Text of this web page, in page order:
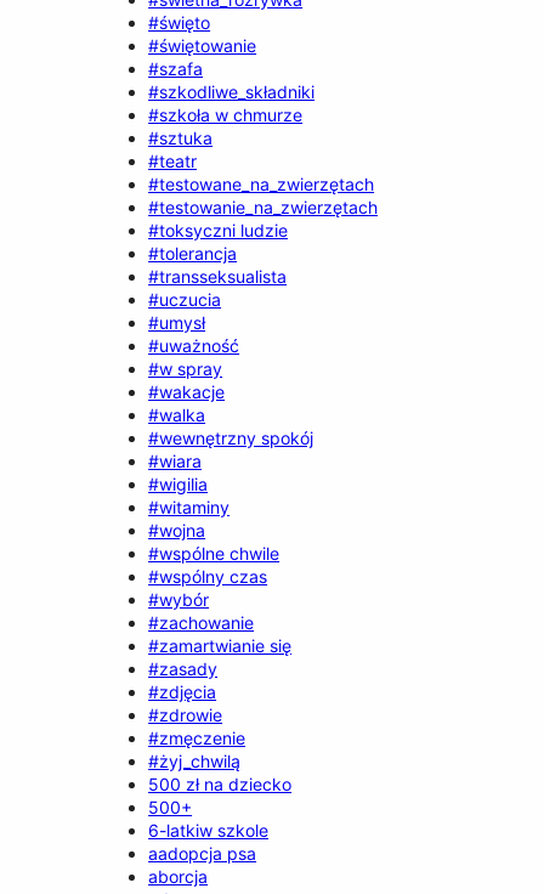
#święto
#świętowanie
#szafa
#szkodliwe_składniki
#szkoła w chmurze
#sztuka
#teatr
#testowane_na_zwierzętach
#testowanie_na_zwierzętach
#toksyczni ludzie
#tolerancja
#transseksualista
#uczucia
#umysł
#uważność
#w spray
#wakacje
#walka
#wewnętrzny spokój
#wiara
#wigilia
#witaminy
#wojna
#wspólne chwile
#wspólny czas
#wybór
#zachowanie
#zamartwianie się
#zasady
#zdjęcia
#zdrowie
#zmęczenie
#żyj_chwilą
500 zł na dziecko
500+
6-latkiw szkole
aadopcja psa
aborcja